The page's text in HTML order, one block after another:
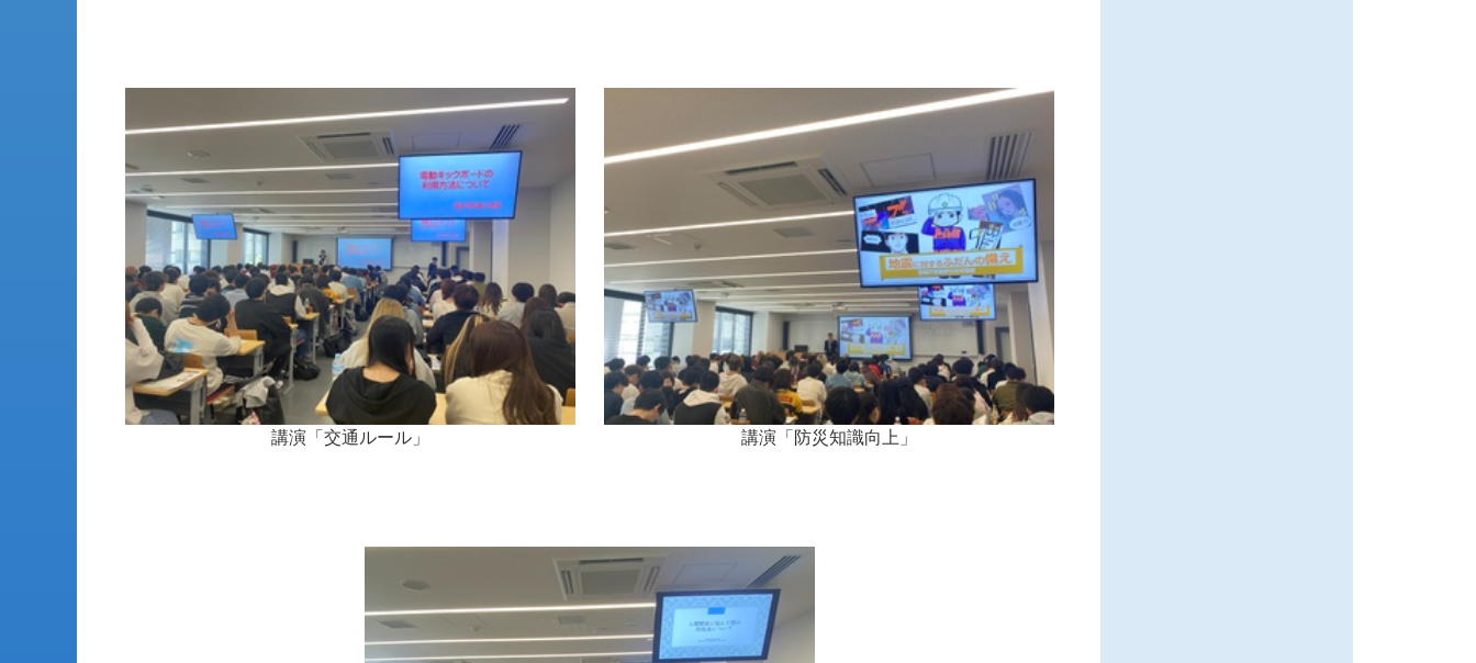
講演「交通ルール」 講演「防災知識向上」